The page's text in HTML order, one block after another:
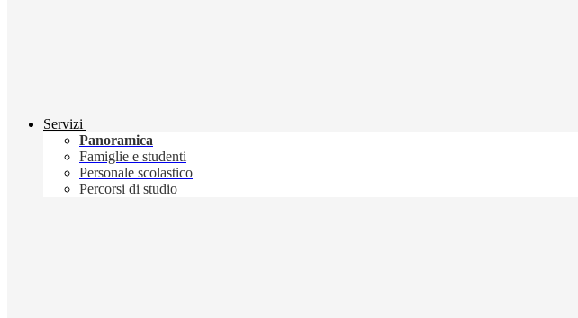
Servizi
Panoramica
Famiglie e studenti
Personale scolastico
Percorsi di studio